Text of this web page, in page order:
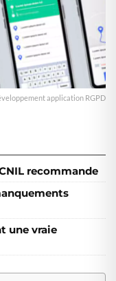
application RGPD
recommande
une vraie